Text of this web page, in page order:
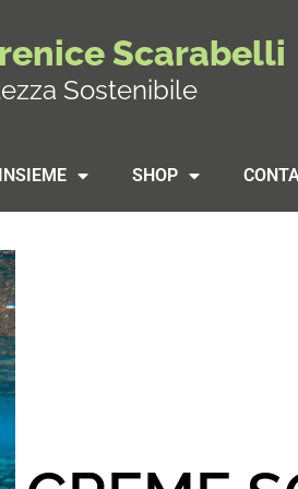
Scarabelli
Sostenibile
INSIEME SHOP